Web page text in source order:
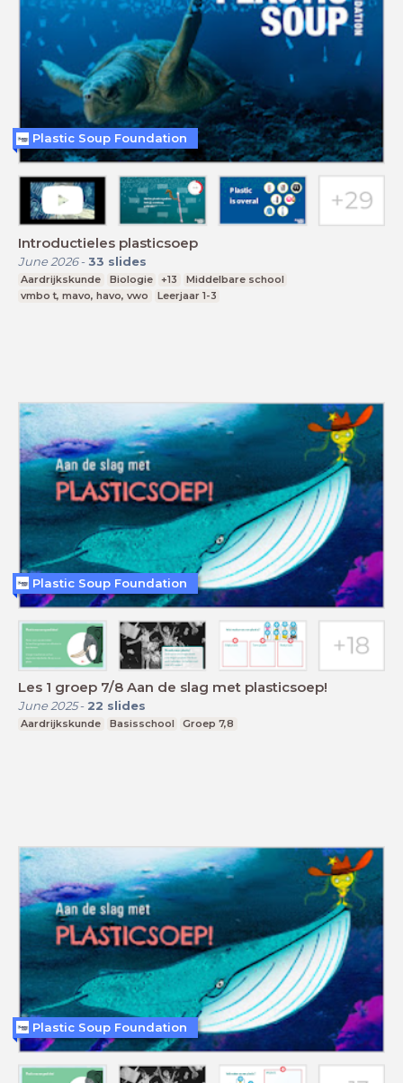
Introductieles plasticsoep
June 2026- 33 slides
Aardrijkskunde Biologie +13
Middelbare school
vmbo t, mavo, havo, vwo
Leerjaar 1-3
Plastic Soup Foundation
Les 1 groep 7/8 Aan de slag met plasticsoep!
June 2025- 22 slides
Aardrijkskunde Basisschool Groep 7,8
Plastic Soup Foundation
Plastic Soup Foundation